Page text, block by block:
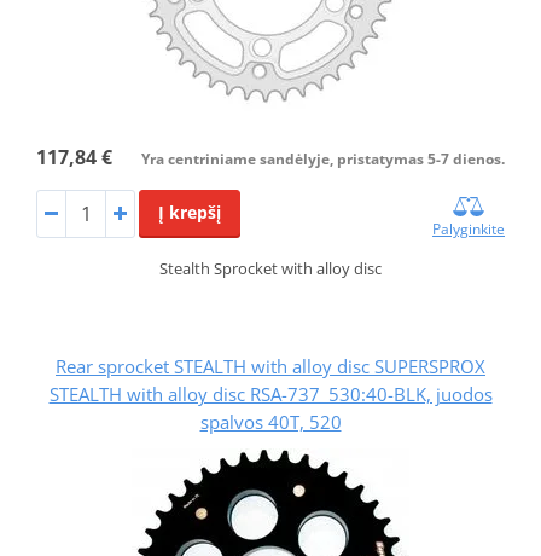
117,84 € Yra centriniame sandėlyje, pristatymas 5-7 dienos.
Į krepšį
Palyginkite
Stealth Sprocket with alloy disc
Rear sprocket STEALTH with alloy disc SUPERSPROX
STEALTH with alloy disc RSA-737_530:40-BLK, juodos
spalvos 40T, 520